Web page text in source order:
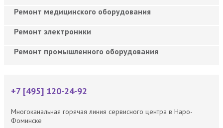
Ремонт медицинского оборудования
Ремонт электроники
Ремонт промышленного оборудования
+7 [495] 120-24-92
Многоканальная горячая линия сервисного центра в Наро-
Фоминске